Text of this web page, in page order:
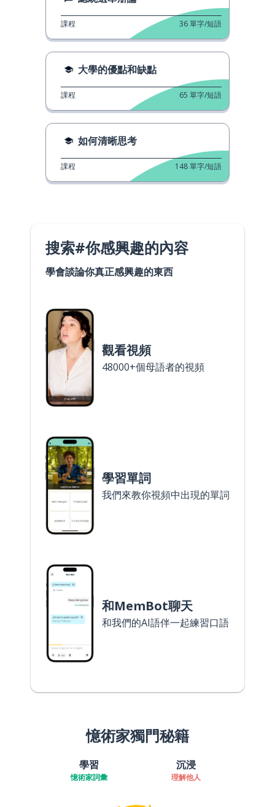
課程 36單字/短語
大學的優點和缺點
課程 65 單字/短語
如何清晰思考
課程 148單字/短語
搜索#你感興趣的內容
學會談論你真正感興趣的東西
觀看視頻
48000+個母語者的視頻
學習單詞
我們來教你視頻中出現的單詞
和MemBot聊天
和我們的AI語伴一起練習口語
憶術家獨門秘籍
學習
憶術家詞彙
沉浸
理解他人